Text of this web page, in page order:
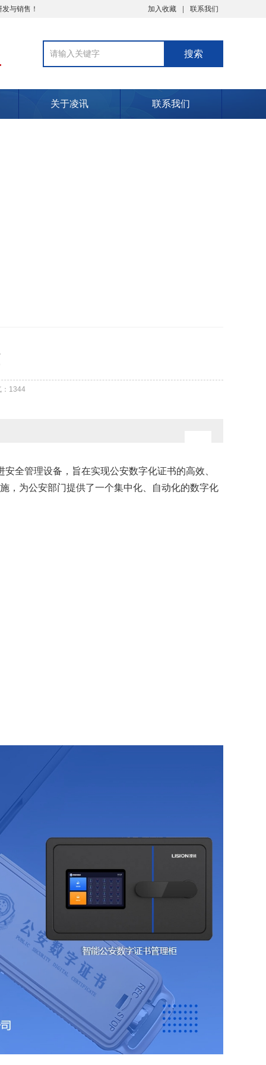
与销售！ 加入收藏 联系我们
关于凌讯 联系我们
1344
全管理设备，旨在实现公安数字化证书的高效、
，为公安部门提供了一个集中化、自动化的数字化